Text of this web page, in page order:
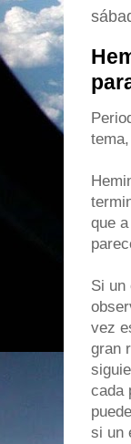
que
Si un
vez
gran
cada
si un